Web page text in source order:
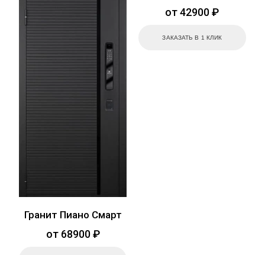
Гранит Пиано Смарт
от 68900 ₽
от 42900 ₽
ЗАКАЗАТЬ В 1 КЛИК